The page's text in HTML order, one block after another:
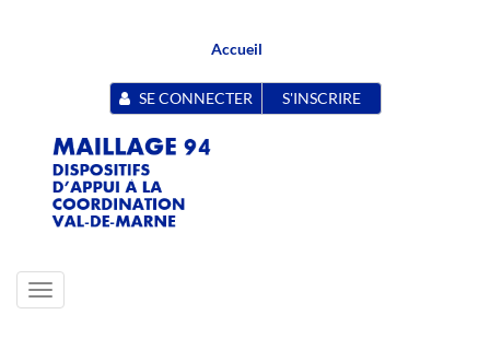
Accueil
SE CONNECTER S'INSCRIRE
Toggle
navigation